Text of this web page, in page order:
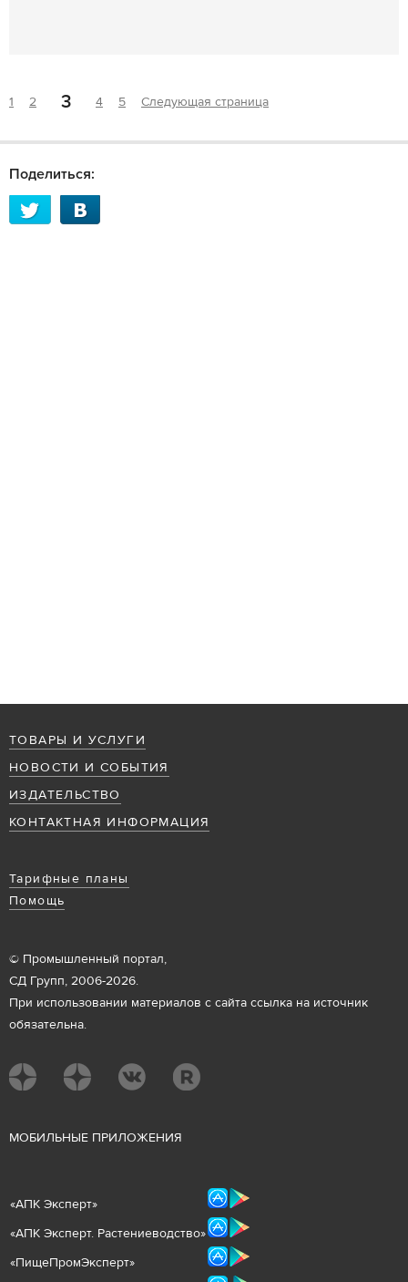
1 2 3 4 5 Следующая страница
Поделиться:
ТОВАРЫ И УСЛУГИ
НОВОСТИ И СОБЫТИЯ
ИЗДАТЕЛЬСТВО
КОНТАКТНАЯ ИНФОРМАЦИЯ
Тарифные планы
Помощь
© Промышленный портал,
СД Групп, 2006-2026.
При использовании материалов с сайта ссылка на источник
обязательна.
МОБИЛЬНЫЕ ПРИЛОЖЕНИЯ
«АПК Эксперт»
«АПК Эксперт. Растениеводство»
«ПищеПромЭксперт»